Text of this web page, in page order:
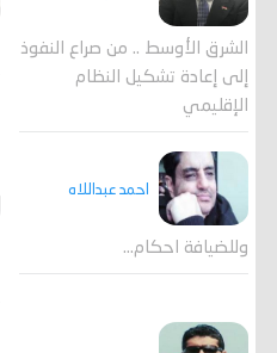
الشرق الأوسط .. من صراع النفوذ
إلى إعادة تشكيل النظام
الإقليمي
احمد عبداللاه
وللضيافة احكام…